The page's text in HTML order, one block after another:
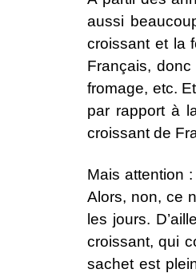
aussi
croissant et la
Français,
fromage, etc.
par rapport à
croissant de
Mais attention
Alors, non, ce
les jours.
croissant, qui
sachet est